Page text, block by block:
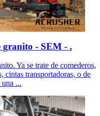
granito - SEM - .
Ya se trate de comederos,
cintas transportadoras, o de
...